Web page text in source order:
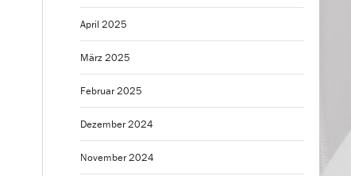
April 2025
März 2025
Februar 2025
Dezember 2024
November 2024